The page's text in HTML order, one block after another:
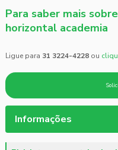
Para saber mais
horizontal academia
Ligue para 31 3224-4228 ou
Informações